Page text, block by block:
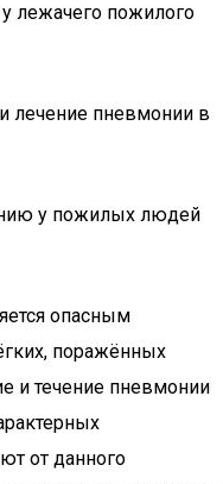
лежачего пожилого
лечение пневмонии в
у пожилых людей
опасным
поражённых
и течение пневмонии
от данного